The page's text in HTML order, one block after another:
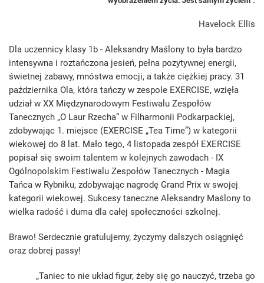
Havelock Ellis
Dla uczennicy klasy 1b - Aleksandry Maślony to była bardzo
intensywna i roztańczona jesień, pełna pozytywnej energii,
świetnej zabawy, mnóstwa emocji, a także ciężkiej pracy. 31
października Ola, która tańczy w zespole EXERCISE, wzięła
udział w XX Międzynarodowym Festiwalu Zespołów
Tanecznych „O Laur Rzecha” w Filharmonii Podkarpackiej,
zdobywając 1. miejsce (EXERCISE „Tea Time”) w kategorii
wiekowej do 8 lat. Mało tego, 4 listopada zespół EXERCISE
popisał się swoim talentem w kolejnych zawodach - IX
Ogólnopolskim Festiwalu Zespołów Tanecznych - Magia
Tańca w Rybniku, zdobywając nagrodę Grand Prix w swojej
kategorii wiekowej. Sukcesy taneczne Aleksandry Maślony to
wielka radość i duma dla całej społeczności szkolnej.
Brawo! Serdecznie gratulujemy, życzymy dalszych osiągnięć
oraz dobrej passy!
„Taniec to nie układ figur, żeby się go nauczyć, trzeba go